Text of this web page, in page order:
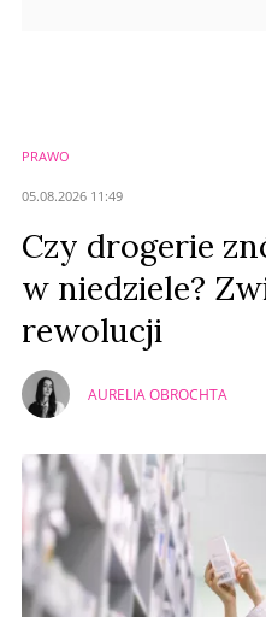
PRAWO
05.08.2026 11:49
Czy drogerie
w niedziele?
rewolucji
AURELIA OBROCHTA